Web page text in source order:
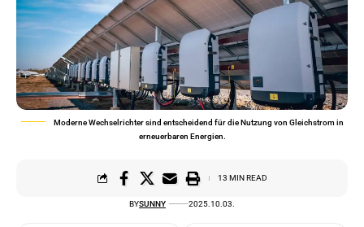
Moderne Wechselrichter sind entscheidend für die Nutzung von Gleichstrom in
erneuerbaren Energien.
BYSUNNY 2025.10.03.
13 MIN READ